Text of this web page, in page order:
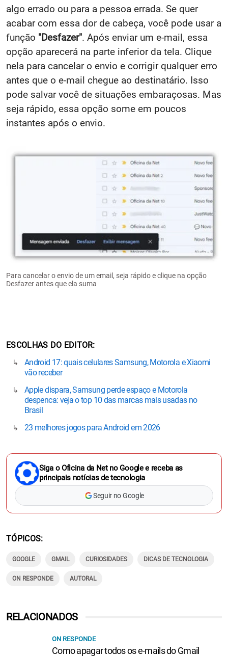
algo errado ou para a pessoa errada. Se quer
acabar com essa dor de cabeça, você pode usar a
função "Desfazer". Após enviar um e-mail, essa
opção aparecerá na parte inferior da tela. Clique
nela para cancelar o envio e corrigir qualquer erro
antes que o e-mail chegue ao destinatário. Isso
pode salvar você de situações embaraçosas. Mas
seja rápido, essa opção some em poucos
instantes após o envio.
Para cancelar o envio de um email, seja rápido e clique na opção
Desfazer antes que ela suma
ESCOLHAS DO EDITOR
Android 17: quais celulares Samsung, Motorola e Xiaomi
vão receber
Apple dispara, Samsung perde espaço e Motorola
despenca: veja o top 10 das marcas mais usadas no
Brasil
23 melhores jogos para Android em 2026
Siga o Oficina da Net no Google e receba as
principais notícias de tecnologia
Seguir no Google
TÓPICOS
GOOGLE GMAIL CURIOSIDADES DICAS DE TECNOLOGIA
ON RESPONDE AUTORAL
RELACIONADOS
ON RESPONDE
Como apagar todos os e-mails do Gmail